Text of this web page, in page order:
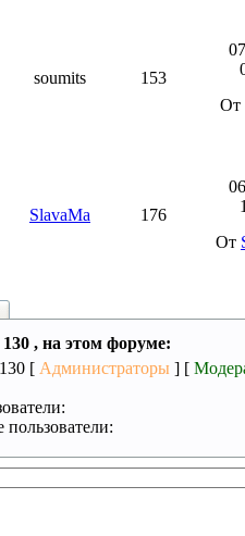
soumits 153
От
SlavaMa 176
От
, на этом форуме:
[ Администраторы ] [
пользователи: